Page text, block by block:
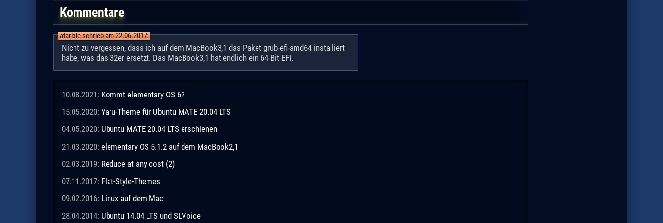
Kommentare
atarixle schrieb am 22.06.2017:
Nicht zu vergessen, dass ich auf dem MacBook3,1 das Paket grub-efi-amd64 installiert
habe, was das 32er ersetzt. Das MacBook3,1 hat endlich ein 64-Bit-EFI.
10.08.2021: Kommt elementary OS 6?
15.05.2020: Yaru-Theme für Ubuntu MATE 20.04 LTS
04.05.2020: Ubuntu MATE 20.04 LTS erschienen
21.03.2020: elementary OS 5.1.2 auf dem MacBook2,1
02.03.2019: Reduce at any cost (2)
07.11.2017: Flat-Style-Themes
09.02.2016: Linux auf dem Mac
28.04.2014: Ubuntu 14.04 LTS und SLVoice